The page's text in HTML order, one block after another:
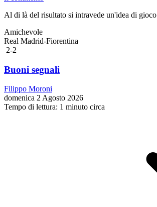
Al di là del risultato si intravede un'idea di gioco
Amichevole
Real Madrid-Fiorentina
2-2
Buoni segnali
Filippo Moroni
domenica 2 Agosto 2026
Tempo di lettura: 1 minuto circa